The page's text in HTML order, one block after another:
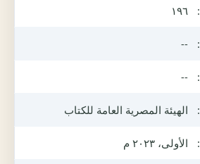
: ١٩٦
:
--
:
--
: الهيئة المصرية العامة للكتاب
: الأولى، ٢٠٢٣ م